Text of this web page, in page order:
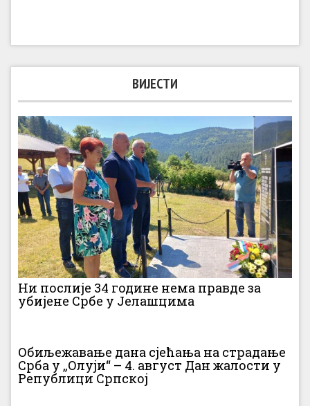
ВИЈЕСТИ
Ни послије 34 године нема правде за
убијене Србе у Јелашцима
Обиљежавање дана сјећања на страдање
Срба у „Олуји“ – 4. август Дан жалости у
Републици Српској